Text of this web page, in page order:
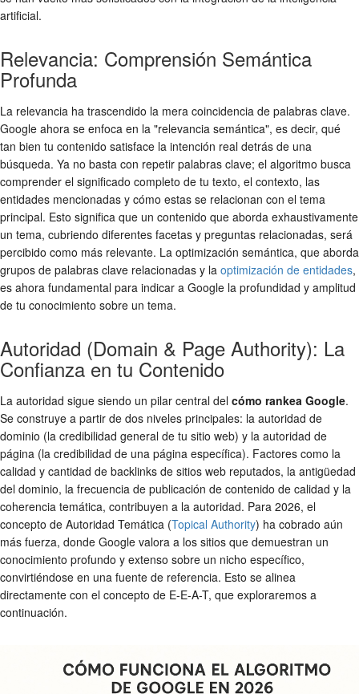
artificial.
Relevancia: Comprensión Semántica
Profunda
La relevancia ha trascendido la mera coincidencia de palabras clave.
Google ahora se enfoca en la "relevancia semántica", es decir, qué
tan bien tu contenido satisface la intención real detrás de una
búsqueda. Ya no basta con repetir palabras clave; el algoritmo busca
comprender el significado completo de tu texto, el contexto, las
entidades mencionadas y cómo estas se relacionan con el tema
principal. Esto significa que un contenido que aborda exhaustivamente
un tema, cubriendo diferentes facetas y preguntas relacionadas, será
percibido como más relevante. La optimización semántica, que aborda
grupos de palabras clave relacionadas y la optimización de entidades,
es ahora fundamental para indicar a Google la profundidad y amplitud
de tu conocimiento sobre un tema.
Autoridad (Domain & Page Authority): La
Confianza en tu Contenido
La autoridad sigue siendo un pilar central del cómo rankea Google.
Se construye a partir de dos niveles principales: la autoridad de
dominio (la credibilidad general de tu sitio web) y la autoridad de
página (la credibilidad de una página específica). Factores como la
calidad y cantidad de backlinks de sitios web reputados, la antigüedad
del dominio, la frecuencia de publicación de contenido de calidad y la
coherencia temática, contribuyen a la autoridad. Para 2026, el
concepto de Autoridad Temática (Topical Authority) ha cobrado aún
más fuerza, donde Google valora a los sitios que demuestran un
conocimiento profundo y extenso sobre un nicho específico,
convirtiéndose en una fuente de referencia. Esto se alinea
directamente con el concepto de E-E-A-T, que exploraremos a
continuación.